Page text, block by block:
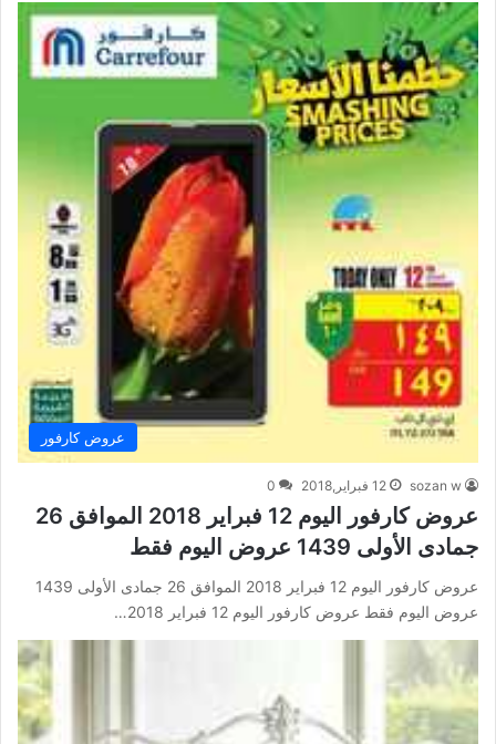
عروض كارفور
sozan w 12 فبراير,2018 0
عروض كارفور اليوم 12 فبراير 2018 الموافق 26
جمادى الأولى 1439 عروض اليوم فقط
عروض كارفور اليوم 12 فبراير 2018 الموافق 26 جمادى الأولى 1439
عروض اليوم فقط عروض كارفور اليوم 12 فبراير 2018…